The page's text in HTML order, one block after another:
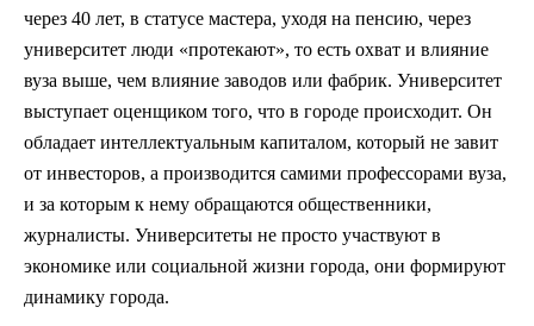
через 40 лет, в статусе мастера, уходя на пенсию, через
университет люди «протекают», то есть охват и влияние
вуза выше, чем влияние заводов или фабрик. Университет
выступает оценщиком того, что в городе происходит. Он
обладает интеллектуальным капиталом, который не завит
от инвесторов, а производится самими профессорами вуза,
и за которым к нему обращаются общественники,
журналисты. Университеты не просто участвуют в
экономике или социальной жизни города, они формируют
динамику города.